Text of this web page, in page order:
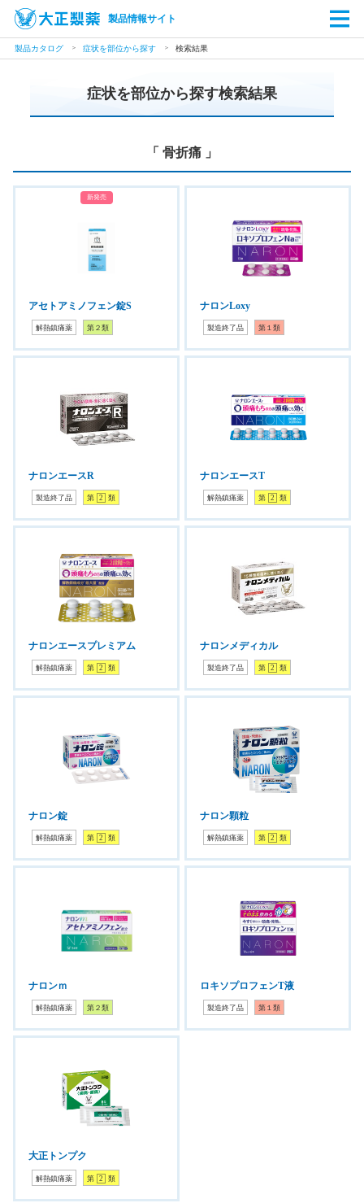
製品情報サイト
製品カタログ 症状を部位から探す 検索結果
症状を部位から探す検索結果
「 骨折痛 」
新発売
アセトアミノフェン錠S
解熱鎮痛薬 第２類
ナロンLoxy
製造終了品 第１類
ナロンエースR
製造終了品 第 2 類
ナロンエースT
解熱鎮痛薬 第 2 類
ナロンエースプレミアム
解熱鎮痛薬 第 2 類
ナロンメディカル
製造終了品 第 2 類
ナロン錠
解熱鎮痛薬 第 2 類
ナロン顆粒
解熱鎮痛薬 第 2 類
ナロンｍ
解熱鎮痛薬 第２類
ロキソプロフェンT液
製造終了品 第１類
大正トンプク
解熱鎮痛薬 第 2 類